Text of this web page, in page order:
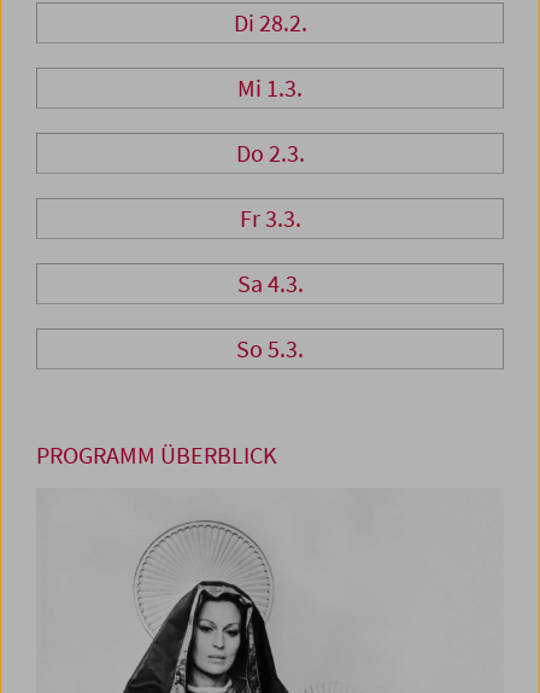
Di 28.2.
Mi 1.3.
Do 2.3.
Fr 3.3.
Sa 4.3.
So 5.3.
PROGRAMM ÜBERBLICK